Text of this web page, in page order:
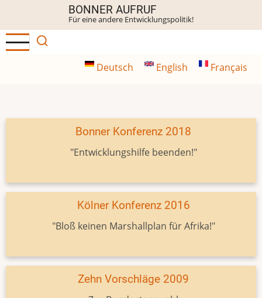
Inhalt
BONNER AUFRUF
Für eine andere Entwicklungspolitik!
Deutsch English Français
Bonner Konferenz 2018
"Entwicklungshilfe beenden!"
Kölner Konferenz 2016
"Bloß keinen Marshallplan für Afrika!"
Zehn Vorschläge 2009